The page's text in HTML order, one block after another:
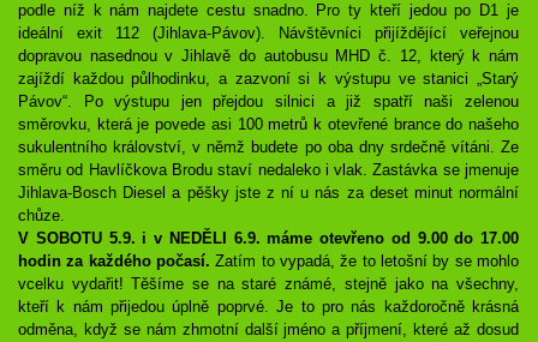
podle níž k nám najdete cestu snadno. Pro ty kteří jedou po D1 je
ideální exit 112 (Jihlava-Pávov). Návštěvníci přijíždějící veřejnou
dopravou nasednou v Jihlavě do autobusu MHD č. 12, který k nám
zajíždí každou půlhodinku, a zazvoní si k výstupu ve stanici „Starý
Pávov“. Po výstupu jen přejdou silnici a již spatří naši zelenou
směrovku, která je povede asi 100 metrů k otevřené brance do našeho
sukulentního království, v němž budete po oba dny srdečně vítáni. Ze
směru od Havlíčkova Brodu staví nedaleko i vlak. Zastávka se jmenuje
Jihlava-Bosch Diesel a pěšky jste z ní u nás za deset minut normální
chůze.
V SOBOTU 5.9. i v NEDĚLI 6.9. máme otevřeno od 9.00 do 17.00
hodin za každého počasí. Zatím to vypadá, že to letošní by se mohlo
vcelku vydařit! Těšíme se na staré známé, stejně jako na všechny,
kteří k nám přijedou úplně poprvé. Je to pro nás každoročně krásná
odměna, když se nám zhmotní další jméno a příjmení, které až dosud